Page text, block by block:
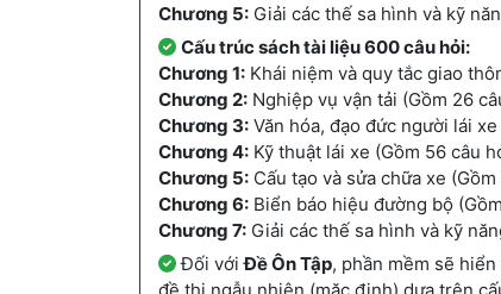
Chương 5: Giải các thế sa hình và kỹ
Cấu trúc sách tài liệu 600 câu hỏi:
Chương 1: Khái niệm và quy tắc giao
Chương 2: Nghiệp vụ vận tải (Gồm 26
Chương 3: Văn hóa, đạo đức người lái
Chương 4: Kỹ thuật lái xe (Gồm 56 câu
Chương 5: Cấu tạo và sửa chữa xe
Chương 6: Biển báo hiệu đường bộ
Chương 7: Giải các thế sa hình và kỹ
Đối vớiĐề Ôn Tập, phần mềm sẽ